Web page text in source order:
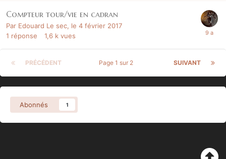
Compteur tour/vie en cadran
Par Edouard Le sec, le 4 février 2017
1 réponse 1,6 k vues
PRÉCÉDENT SUIVANT
Page 1 sur 2
Abonnés 1